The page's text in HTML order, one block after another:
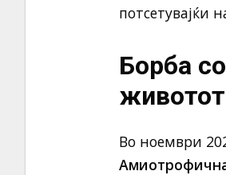
потсетувајќи
Борба
животот
Во ноември